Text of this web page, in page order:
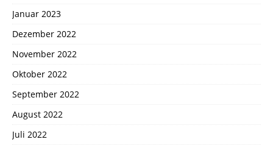
Januar 2023
Dezember 2022
November 2022
Oktober 2022
September 2022
August 2022
Juli 2022